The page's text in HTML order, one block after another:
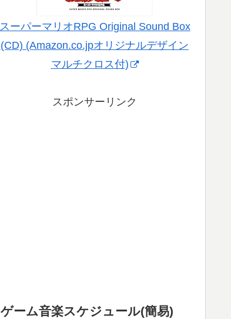
スーパーマリオRPG Original Sound Box
(CD) (Amazon.co.jpオリジナルデザイン
マルチクロス付)
スポンサーリンク
ゲーム音楽スケジュール(簡易)